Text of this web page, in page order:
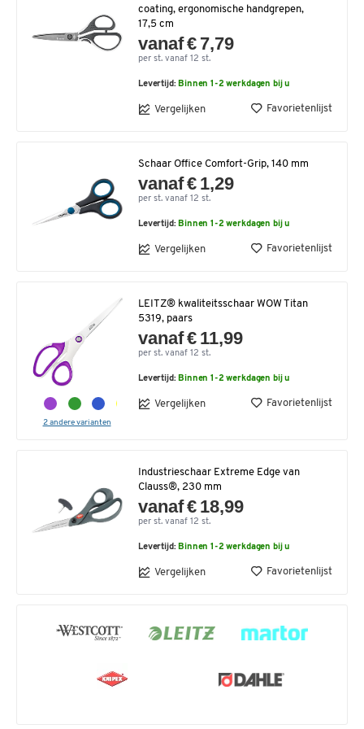
coating, ergonomische handgrepen,
17,5 cm
vanaf € 7,79
per st. vanaf 12 st.
Levertijd: Binnen 1-2 werkdagen bij u
Vergelijken Favorietenlijst
Schaar Office Comfort-Grip, 140 mm
vanaf € 1,29
per st. vanaf 12 st.
Levertijd: Binnen 1-2 werkdagen bij u
Vergelijken Favorietenlijst
2 andere varianten
LEITZ® kwaliteitsschaar WOW Titan
5319, paars
vanaf € 11,99
per st. vanaf 12 st.
Levertijd: Binnen 1-2 werkdagen bij u
Vergelijken Favorietenlijst
Industrieschaar Extreme Edge van
Clauss®, 230 mm
vanaf € 18,99
per st. vanaf 12 st.
Levertijd: Binnen 1-2 werkdagen bij u
Vergelijken Favorietenlijst